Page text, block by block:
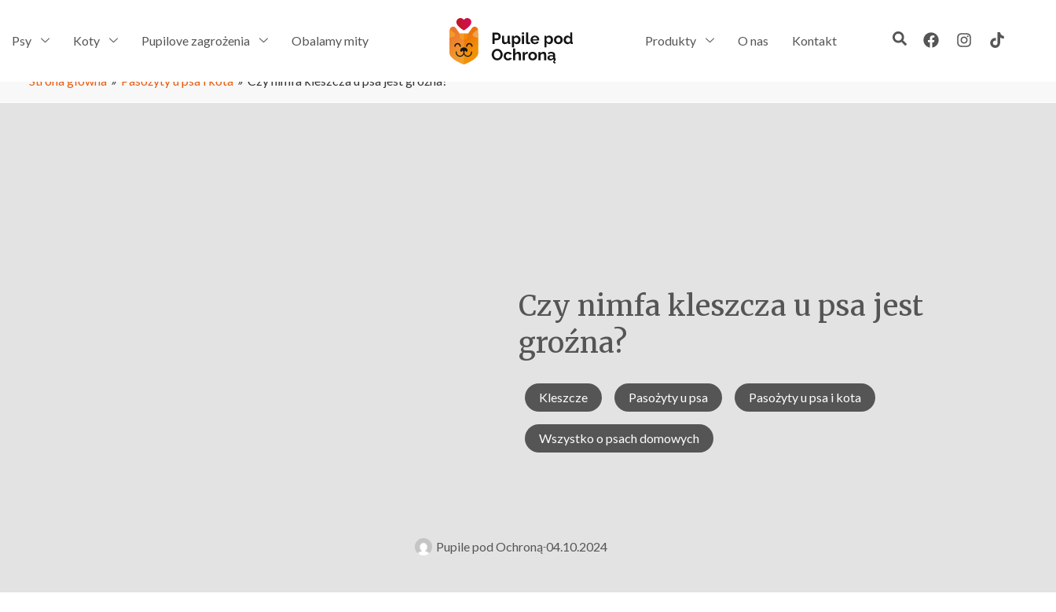
Psy Koty Pupilove zagrożenia Obalamy mity Produkty O nas Kontakt
Strona główna » Pasożyty u psa i kota » Czy nimfa kleszcza u psa jest groźna?
Czy nimfa kleszcza u psa jest
groźna?
Kleszcze Pasożyty u psa Pasożyty u psa i kota
Wszystko o psach domowych
Pupile pod Ochroną 04.10.2024